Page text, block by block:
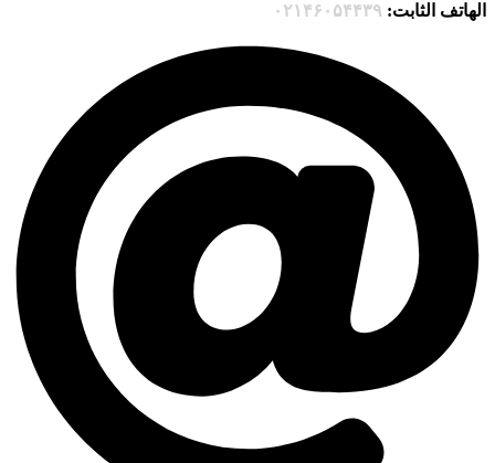
الهاتف الثابت: ۰۲۱۴۶۰۵۴۴۳۹